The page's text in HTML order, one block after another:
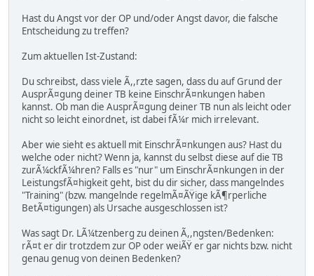
Hast du Angst vor der OP und/oder Angst davor, die falsche
Entscheidung zu treffen?
Zum aktuellen Ist-Zustand:
Du schreibst, dass viele Ã,,rzte sagen, dass du auf Grund der
AusprÃ¤gung deiner TB keine EinschrÃ¤nkungen haben
kannst. Ob man die AusprÃ¤gung deiner TB nun als leicht oder
nicht so leicht einordnet, ist dabei fÃ¼r mich irrelevant.
Aber wie sieht es aktuell mit EinschrÃ¤nkungen aus? Hast du
welche oder nicht? Wenn ja, kannst du selbst diese auf die TB
zurÃ¼ckfÃ¼hren? Falls es "nur" um EinschrÃ¤nkungen in der
LeistungsfÃ¤higkeit geht, bist du dir sicher, dass mangelndes
"Training" (bzw. mangelnde regelmÃ¤ÃŸige kÃ¶rperliche
BetÃ¤tigungen) als Ursache ausgeschlossen ist?
Was sagt Dr. LÃ¼tzenberg zu deinen Ã,,ngsten/Bedenken:
rÃ¤t er dir trotzdem zur OP oder weiÃŸ er gar nichts bzw. nicht
genau genug von deinen Bedenken?